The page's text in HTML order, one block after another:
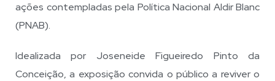
ações contempladas pela Política Nacional Aldir Blanc
(PNAB).
Idealizada por Joseneide Figueiredo Pinto da
Conceição, a exposição convida o público a reviver o